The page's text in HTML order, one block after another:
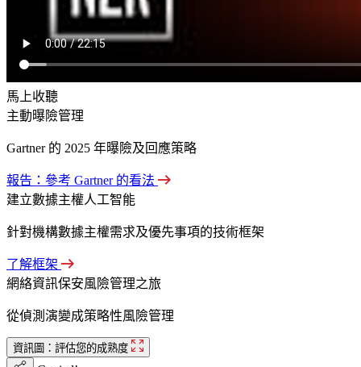
馬上收聽
主動曝險管理
Gartner 的 2025 年曝險及回應策略
報告：參考 Gartner 的看法
建立數據主權人工智能
針對機構數據主權需求及優先事項的技術框架
了解框架
網絡資訊保安風險管理之旅
從偵測演變成策略性風險管理
資訊圖：評估您的成熟度